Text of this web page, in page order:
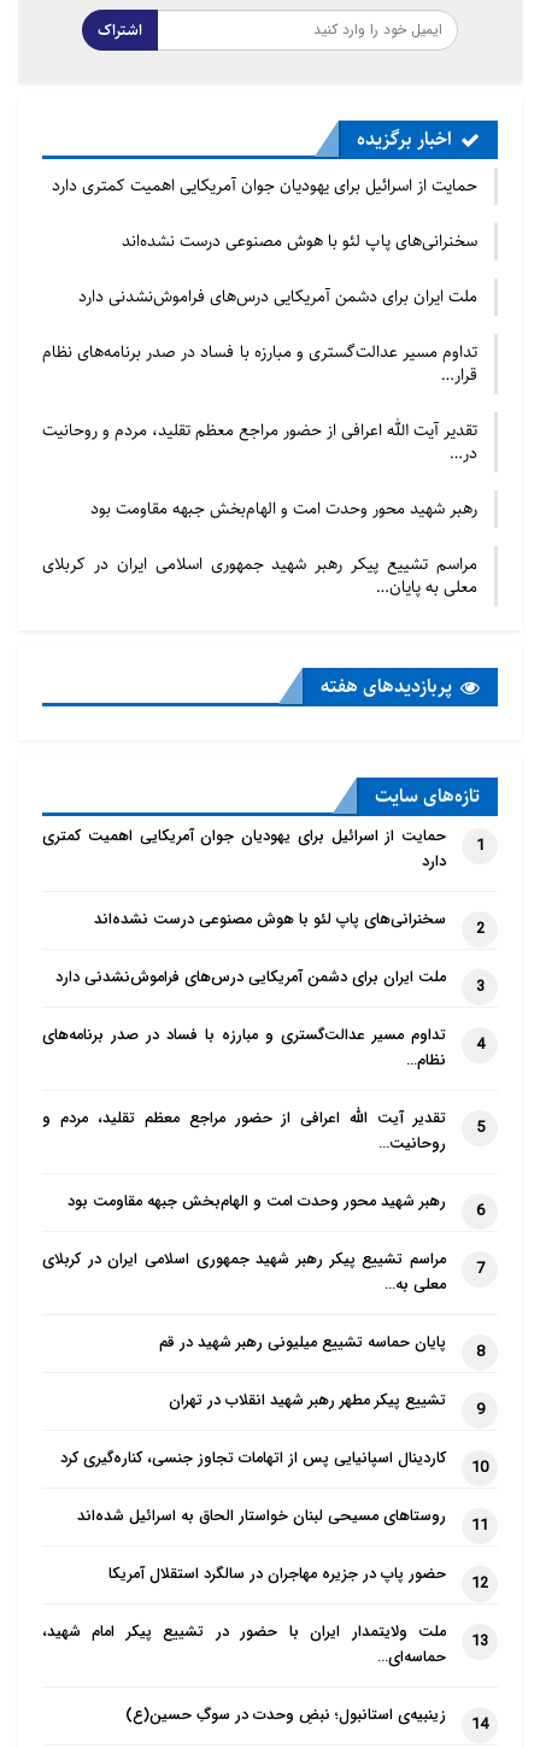
اشتراک
اخبار برگزیده
حمایت از اسرائیل برای یهودیان جوان آمریکایی اهمیت کمتری دارد
سخنرانی‌های پاپ لئو با هوش مصنوعی درست نشده‌اند
ملت ایران برای دشمن آمریکایی درس‌های فراموش‌نشدنی دارد
تداوم مسیر عدالت‌گستری و مبارزه با فساد در صدر برنامه‌های نظام
قرار…
تقدیر آیت الله اعرافی از حضور مراجع معظم تقلید، مردم و روحانیت
در…
رهبر شهید محور وحدت امت و الهام‌بخش جبهه مقاومت بود
مراسم تشییع پیکر رهبر شهید جمهوری اسلامی ایران در کربلای
معلی به پایان…
پربازدید‌های هفته
تازه‌‌های سایت
1
حمایت از اسرائیل برای یهودیان جوان آمریکایی اهمیت کمتری
دارد
2 سخنرانی‌های پاپ لئو با هوش مصنوعی درست نشده‌اند
3 ملت ایران برای دشمن آمریکایی درس‌های فراموش‌نشدنی دارد
4
تداوم مسیر عدالت‌گستری و مبارزه با فساد در صدر برنامه‌های
نظام…
5
تقدیر آیت الله اعرافی از حضور مراجع معظم تقلید، مردم و
روحانیت…
6 رهبر شهید محور وحدت امت و الهام‌بخش جبهه مقاومت بود
7
مراسم تشییع پیکر رهبر شهید جمهوری اسلامی ایران در کربلای
معلی به…
8 پایان حماسه تشییع میلیونی رهبر شهید در قم
9 تشییع پیکر مطهر رهبر شهید انقلاب در تهران
10 کاردینال اسپانیایی پس از اتهامات تجاوز جنسی، کناره‌گیری کرد
11 روستاهای مسیحی لبنان خواستار الحاق به اسرائیل شده‌اند
12 حضور پاپ در جزیره مهاجران در سالگرد استقلال آمریکا
13
ملت ولایتمدار ایران با حضور در تشییع پیکر امام شهید،
حماسه‌ای…
14 زینبیه‌ی استانبول؛ نبضِ وحدت در سوگِ حسین(ع)